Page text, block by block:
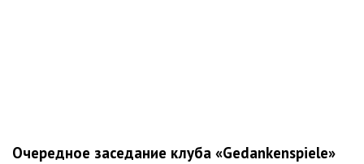
Очередное заседание клуба «Gedankenspiele»